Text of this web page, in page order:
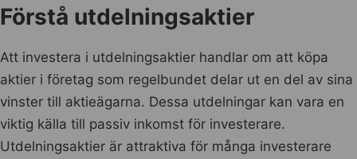
Förstå utdelningsaktier
Att investera i utdelningsaktier handlar om att köpa
aktier i företag som regelbundet delar ut en del av sina
vinster till aktieägarna. Dessa utdelningar kan vara en
viktig källa till passiv inkomst för investerare.
Utdelningsaktier är attraktiva för många investerare